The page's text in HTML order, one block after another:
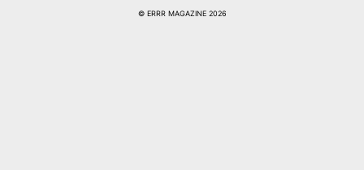
© ERRR MAGAZINE 2026